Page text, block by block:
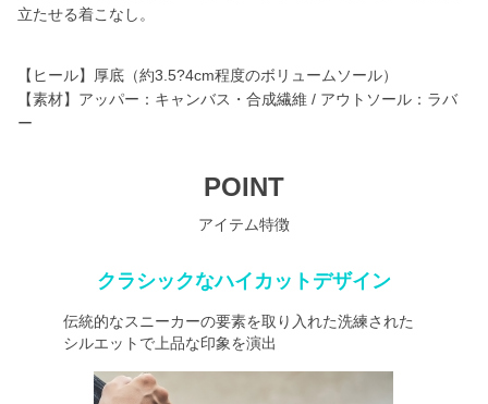
立たせる着こなし。
【ヒール】厚底（約3.5?4cm程度のボリュームソール）
【素材】アッパー：キャンバス・合成繊維 / アウトソール：ラバ
ー
POINT
アイテム特徴
クラシックなハイカットデザイン
伝統的なスニーカーの要素を取り入れた洗練された
シルエットで上品な印象を演出